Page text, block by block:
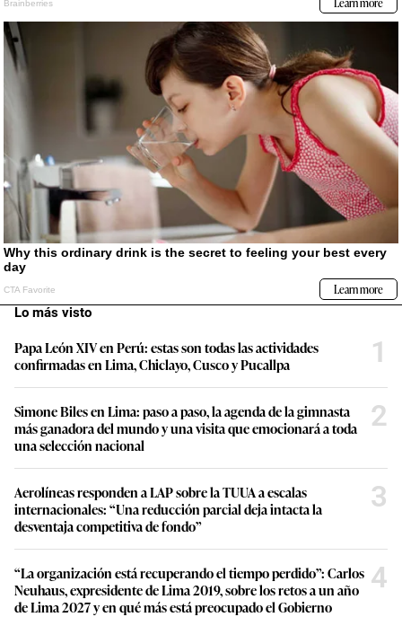
Lo más visto
Papa León XIV en Perú: estas son todas las actividades
confirmadas en Lima, Chiclayo, Cusco y Pucallpa
1
Simone Biles en Lima: paso a paso, la agenda de la gimnasta
más ganadora del mundo y una visita que emocionará a toda
una selección nacional
2
Aerolíneas responden a LAP sobre la TUUA a escalas
internacionales: “Una reducción parcial deja intacta la
desventaja competitiva de fondo”
3
“La organización está recuperando el tiempo perdido”: Carlos
Neuhaus, expresidente de Lima 2019, sobre los retos a un año
de Lima 2027 y en qué más está preocupado el Gobierno
4